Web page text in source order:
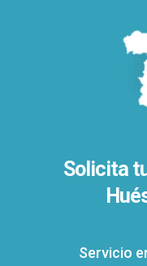
Solicita
Servicio